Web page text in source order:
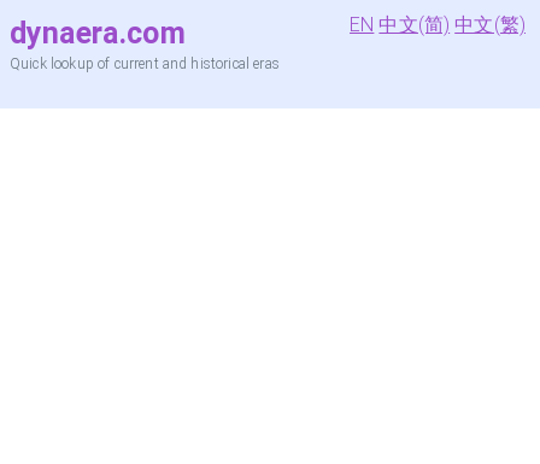
dynaera.com
Quick lookup of current and historical eras
EN 中文(简) 中文(繁)